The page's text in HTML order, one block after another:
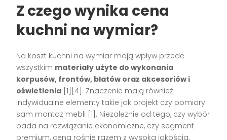
Z czego wynika cena
kuchni na wymiar?
Na koszt kuchni na wymiar mają wpływ przede
wszystkim materiały użyte do wykonania
korpusów, frontów, blatów oraz akcesoriów i
oświetlenia [1][4] . Znaczenie mają również
indywidualne elementy takie jak projekt czy pomiary i
sam montaż mebli [1] . Niezależnie od tego, czy wybór
pada na rozwiązanie ekonomiczne, czy segment
premium, cena rośnie razem z wysoką jakością,